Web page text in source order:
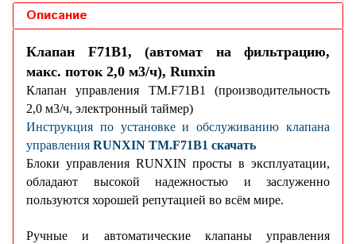
Описание
Клапан F71В1, (автомат на фильтрацию,
макс. поток 2,0 м3/ч), Runxin
Клапан управления TM.F71B1 (производительность
2,0 м3/ч, электронный таймер)
Инструкция по установке и обслуживанию клапана
управления RUNXIN TM.F71B1 скачать
Блоки управления RUNXIN просты в эксплуатации,
обладают высокой надежностью и заслуженно
пользуются хорошей репутацией во всём мире.
Ручные и автоматические клапаны управления